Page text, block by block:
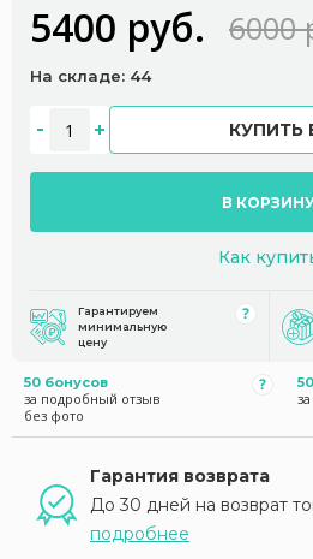
5400 руб. 6000
На складе: 44
КУПИТЬ
В
Как
Гарантируем
минимальную
цену
50 бонусов
за подробный отзыв
без фото
Гарантия возврата
До 30 дней на возврат
подробнее